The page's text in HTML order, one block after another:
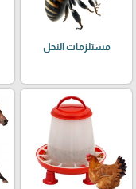
مستلزمات النحل